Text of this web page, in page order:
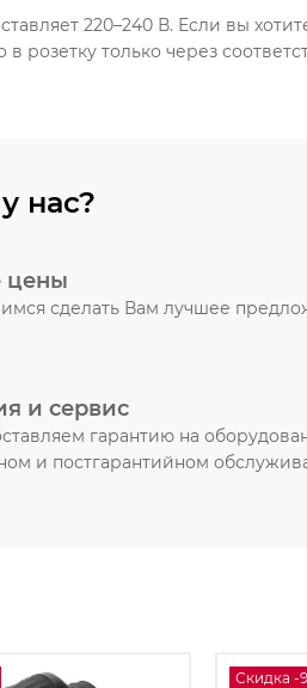
220–240 В. Если вы
розетку только через
нас?
цены
сделать Вам лучшее
и сервис
гарантию на
и постгарантийном
Скидка -